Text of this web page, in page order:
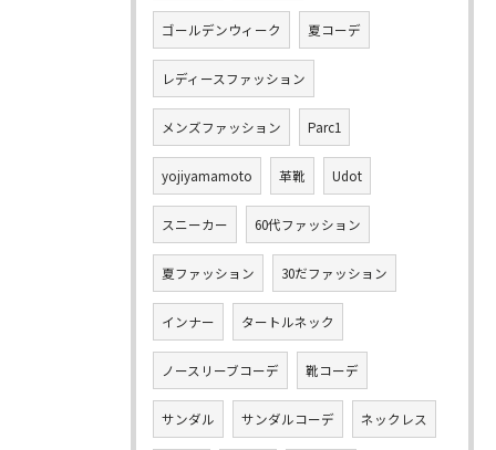
ゴールデンウィーク 夏コーデ
レディースファッション
メンズファッション Parc1
yojiyamamoto 革靴 Udot
スニーカー 60代ファッション
夏ファッション 30だファッション
インナー タートルネック
ノースリーブコーデ 靴コーデ
サンダル サンダルコーデ ネックレス